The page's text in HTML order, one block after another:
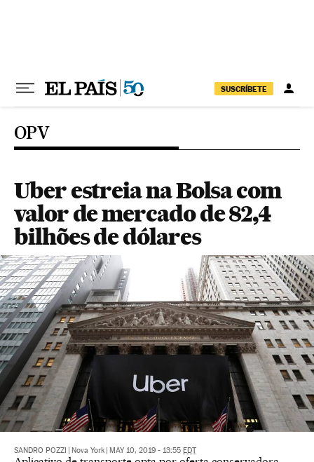
SUSCRÍBETE
OPV
Uber estreia na Bolsa com
valor de mercado de 82,4
bilhões de dólares
SANDRO POZZI Nova York MAY 10, 2019 - 13:55 EDT